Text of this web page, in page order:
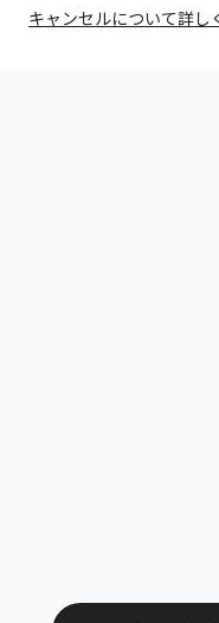
キャンセルについて詳し